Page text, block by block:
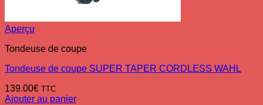
Aperçu
Tondeuse de coupe
Tondeuse de coupe SUPER TAPER CORDLESS WAHL
139.00€ TTC
Ajouter au panier